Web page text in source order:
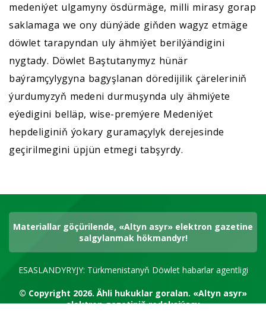
medeniýet ulgamyny ösdürmäge, milli mirasy gorap
saklamaga we ony dünýäde giňden wagyz etmäge
döwlet tarapyndan uly ähmiýet berilýändigini
nygtady. Döwlet Baştutanymyz hünär
baýramçylygyna bagyşlanan döredijilik çäreleriniň
ýurdumyzyň medeni durmuşynda uly ähmiýete
eýedigini belläp, wise-premýere Medeniýet
hepdeliginiň ýokary guramaçylyk derejesinde
geçirilmegini üpjün etmegi tabşyrdy.
Materiallar göçürilende, «Altyn asyr» elektron gazetine
salgylanmak hökmandyr!
ESASLANDYRYJY: Türkmenistanyň Döwlet habarlar agentligi
© Copyright 2026.Ähli hukuklar goralan. «Altyn asyr»
elektron gazetiniň redaksiýasy